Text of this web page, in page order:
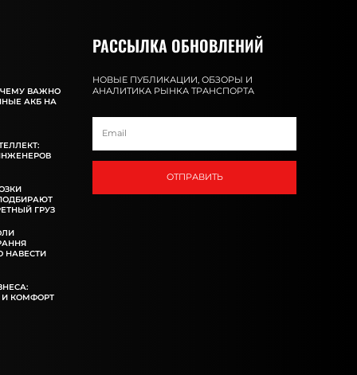
ВАЖНО
АКБ НА
ГРУЗ
НАВЕСТИ
И КОМФОРТ
РАССЫЛКА ОБНОВЛЕНИЙ
НОВЫЕ ПУБЛИКАЦИИ, ОБЗОРЫ И
АНАЛИТИКА РЫНКА ТРАНСПОРТА
ОТПРАВИТЬ